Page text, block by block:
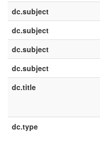
dc.subject
dc.subject
dc.subject
dc.subject
dc.title
dc.type